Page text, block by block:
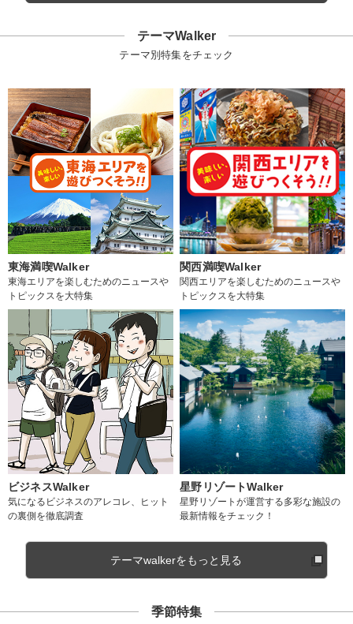
テーマWalker
テーマ別特集をチェック
東海満喫Walker
東海エリアを楽しむためのニュースや
トピックスを大特集
関西満喫Walker
関西エリアを楽しむためのニュースや
トピックスを大特集
ビジネスWalker
気になるビジネスのアレコレ、ヒット
の裏側を徹底調査
星野リゾートWalker
星野リゾートが運営する多彩な施設の
最新情報をチェック！
テーマwalkerをもっと見る
季節特集